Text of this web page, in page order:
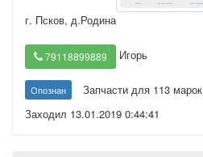
г. Псков, д.Родина
79118899889 Игорь
Опознан Запчасти для 113 марок
Заходил 13.01.2019 0:44:41